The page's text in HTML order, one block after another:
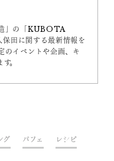
」の「KUBOTA
田に関する最新情報を
のイベントや企画、キ
。
グ パフェ レシピ